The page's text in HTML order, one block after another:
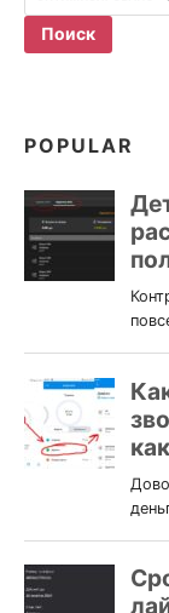
POPULAR